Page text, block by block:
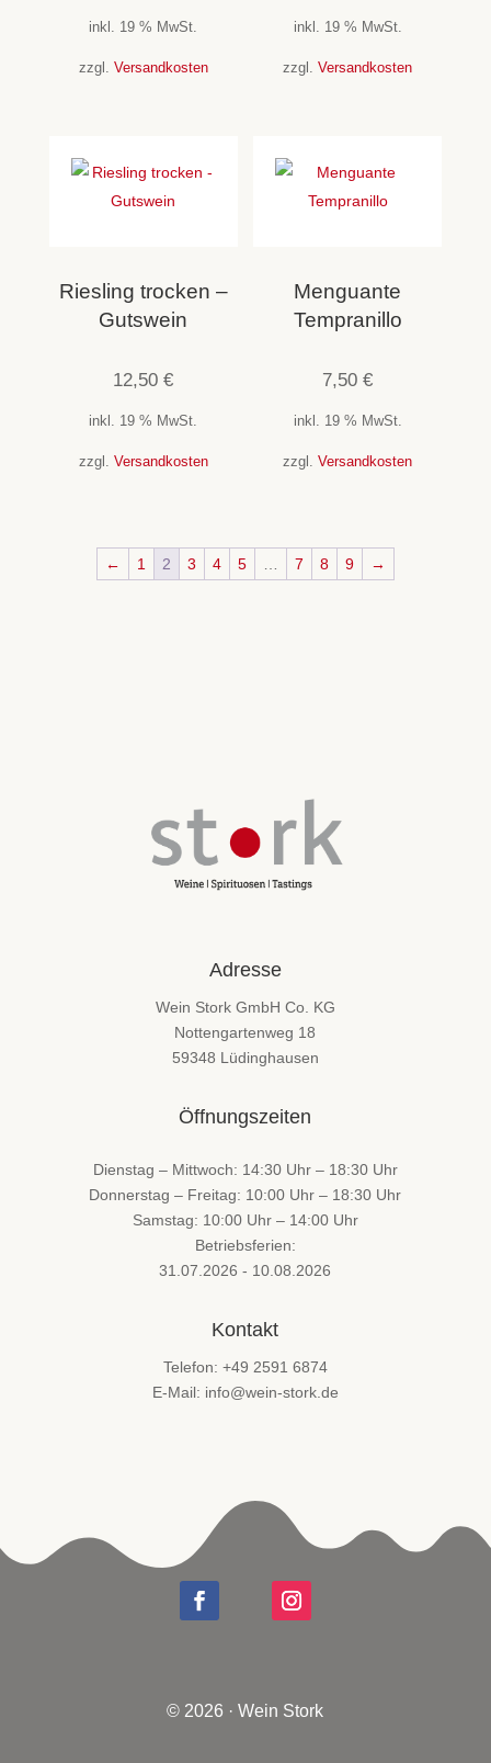
inkl. 19 % MwSt.
zzgl. Versandkosten
inkl. 19 % MwSt.
zzgl.Versandkosten
Riesling trocken –
Gutswein
12,50€
inkl. 19 % MwSt.
zzgl. Versandkosten
Menguante
Tempranillo
7,50€
inkl. 19 % MwSt.
zzgl.Versandkosten
← 1 2 3 4 5 7 8 9 →
Adresse
Wein Stork GmbH Co. KG
Nottengartenweg 18
59348 Lüdinghausen
Öffnungszeiten
Dienstag – Mittwoch: 14:30 Uhr – 18:30 Uhr
Donnerstag – Freitag: 10:00 Uhr – 18:30 Uhr
Samstag: 10:00 Uhr – 14:00 Uhr
Betriebsferien:
31.07.2026 - 10.08.2026
Kontakt
Telefon: +49 2591 6874
E-Mail: info@wein-stork.de
© 2026 · Wein Stork